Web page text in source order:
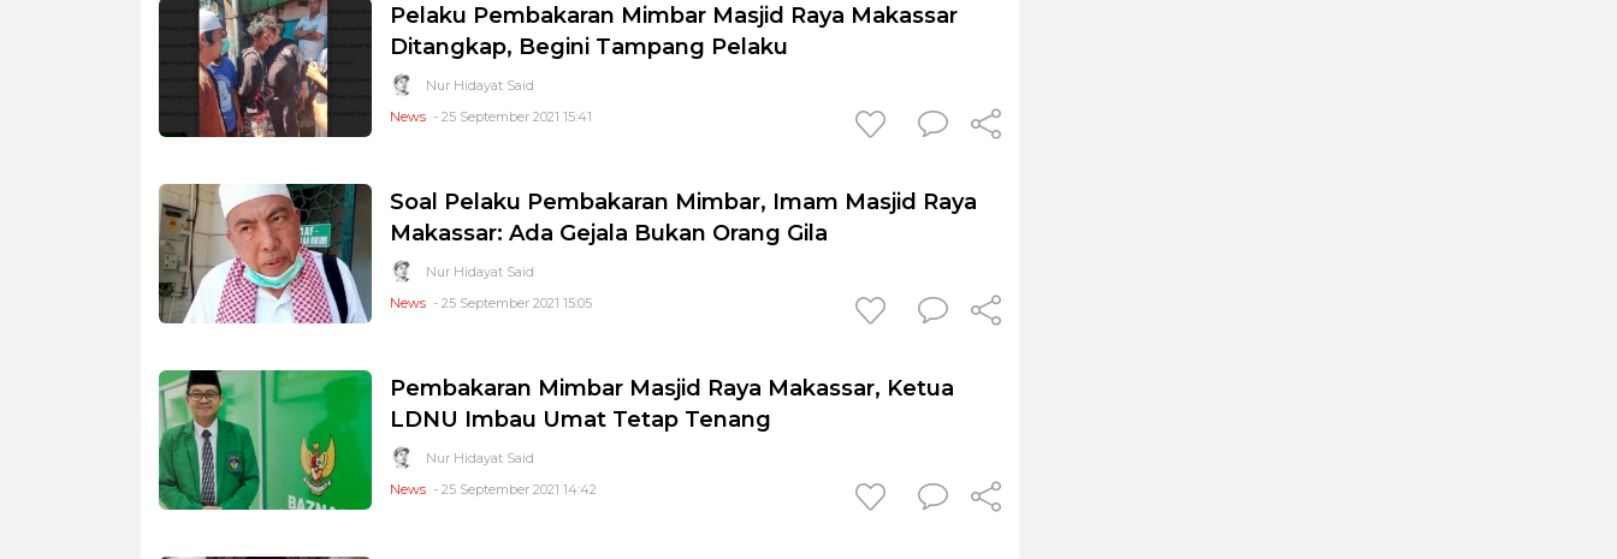
Pelaku Pembakaran Mimbar Masjid Raya Makassar
Ditangkap, Begini Tampang Pelaku
Nur Hidayat Said
News - 25 September 2021 15:41
Soal Pelaku Pembakaran Mimbar, Imam Masjid Raya
Makassar: Ada Gejala Bukan Orang Gila
Nur Hidayat Said
News - 25 September 2021 15:05
Pembakaran Mimbar Masjid Raya Makassar, Ketua
LDNU Imbau Umat Tetap Tenang
Nur Hidayat Said
News - 25 September 2021 14:42